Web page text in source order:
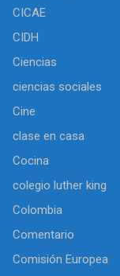
CICAE
CIDH
Ciencias
ciencias sociales
Cine
clase en casa
Cocina
colegio luther king
Colombia
Comentario
Comisión Europea